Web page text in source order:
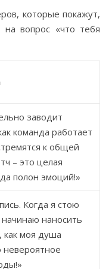
которые покажут,
вопрос «что тебя
заводит
команда работает
к общей
– это целая
полон эмоций!»
Когда я стою
наносить
как моя душа
невероятное